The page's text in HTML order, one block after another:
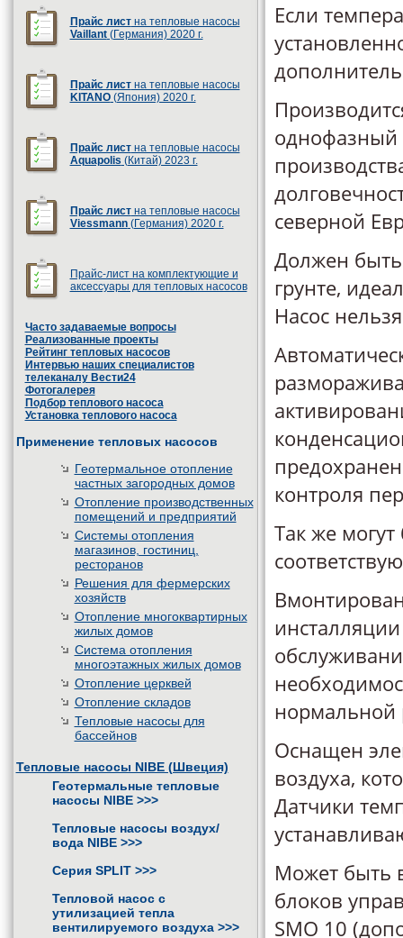
Прайс листна тепловые насосы
Vaillant(Германия) 2020 г.
Прайс листна тепловые насосы
KITANO(Япония) 2020 г.
Прайс листна тепловые насосы
Aquapolis (Китай) 2023 г.
Прайс листна тепловые насосы
Viessmann(Германия) 2020 г.
Прайс-лист на комплектующие и
аксессуары для тепловых насосов
Часто задаваемые вопросы
Реализованные проекты
Рейтинг тепловых насосов
Интервью наших специалистов
телеканалу Вести24
Фотогалерея
Подбор теплового насоса
Установка теплового насоса
Применение тепловых насосов
Геотермальное отопление
частных загородных домов
Отопление производственных
помещений и предприятий
Системы отопления
магазинов, гостиниц,
ресторанов
Решения для фермерских
хозяйств
Отопление многоквартирных
жилых домов
Система отопления
многоэтажных жилых домов
Отопление церквей
Отопление складов
Тепловые насосы для
бассейнов
Тепловые насосы NIBE (Швеция)
Геотермальные тепловые
насосы NIBE >>>
Тепловые насосы воздух/
вода NIBE >>>
Серия SPLIT >>>
Тепловой насос с
утилизацией тепла
вентилируемого воздуха >>>
Если
однофазный
северной
Должен быть
грунте,
Насос
контроля
Так же
нормальной
Оснащен
воздуха,
Датчики
Может быть
блоков
SMO 10